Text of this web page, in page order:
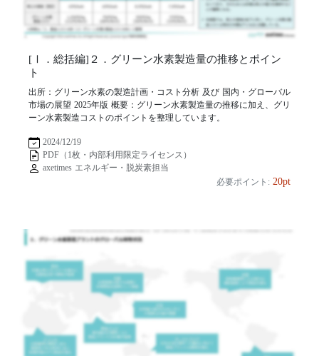
[Ⅰ．総括編]２．グリーン水素製造量の推移とポイン
ト
出所：グリーン水素の製造計画・コスト分析 及び 国内・グローバル
市場の展望 2025年版 概要：グリーン水素製造量の推移に加え、グリ
ーン水素製造コストのポイントを整理しています。
2024/12/19
PDF（1枚・内部利用限定ライセンス）
axetimes エネルギー・脱炭素担当
必要ポイント: 20pt